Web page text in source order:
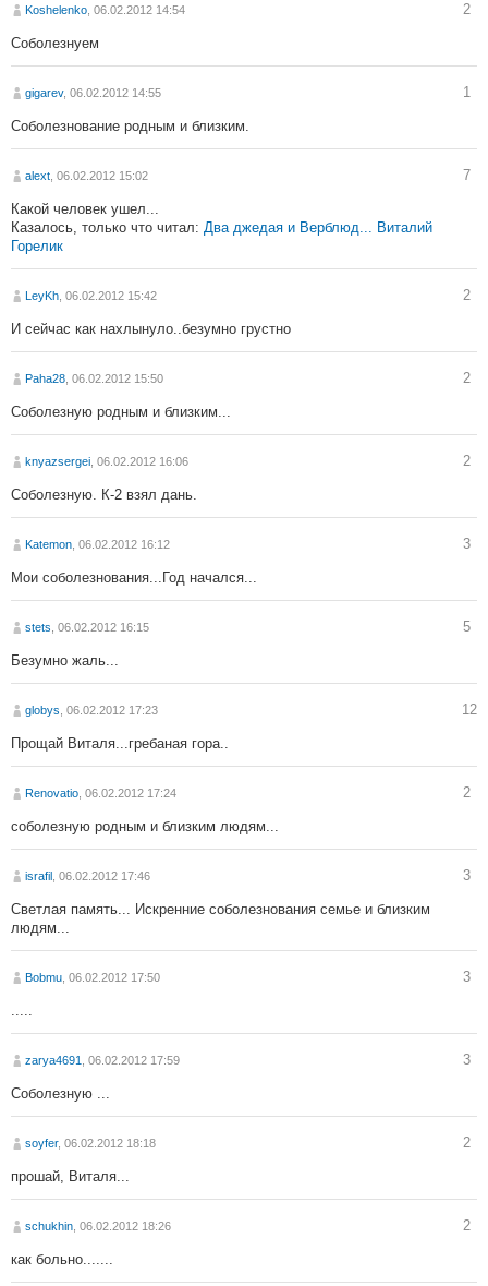
Koshelenko , 06.02.2012 14:54 2
Соболезнуем
gigarev, 06.02.2012 14:55 1
Соболезнование родным и близким.
alext , 06.02.2012 15:02 7
Какой человек ушел...
Казалось, только что читал: Два джедая и Верблюд... Виталий
Горелик
LeyKh , 06.02.2012 15:42 2
И сейчас как нахлынуло..безумно грустно
Paha28 , 06.02.2012 15:50 2
Соболезную родным и близким...
knyazsergei , 06.02.2012 16:06 2
Соболезную. К-2 взял дань.
Katemon , 06.02.2012 16:12 3
Мои соболезнования...Год начался...
stets , 06.02.2012 16:15 5
Безумно жаль...
globys , 06.02.2012 17:23 12
Прощай Виталя...гребаная гора..
Renovatio , 06.02.2012 17:24 2
соболезную родным и близким людям...
israfil , 06.02.2012 17:46 3
Светлая память... Искренние соболезнования семье и близким
людям...
Bobmu , 06.02.2012 17:50 3
.....
zarya4691 , 06.02.2012 17:59 3
Соболезную ...
soyfer, 06.02.2012 18:18 2
прошай, Виталя...
schukhin , 06.02.2012 18:26 2
как больно.......